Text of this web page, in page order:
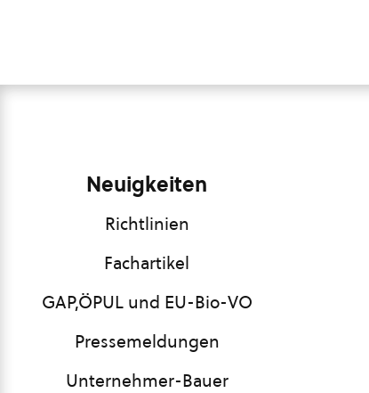
Neuigkeiten
Richtlinien
Fachartikel
GAP,ÖPUL und EU-Bio-VO
Pressemeldungen
Unternehmer-Bauer